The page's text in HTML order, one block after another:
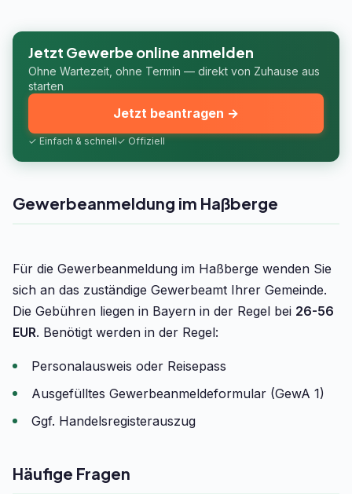
Jetzt Gewerbe online anmelden
Ohne Wartezeit, ohne Termin — direkt von Zuhause aus
starten
✓ Einfach & schnell✓ Offiziell
Jetzt beantragen →
Gewerbeanmeldung im Haßberge
Für die Gewerbeanmeldung im Haßberge wenden Sie
sich an das zuständige Gewerbeamt Ihrer Gemeinde.
Die Gebühren liegen in Bayern in der Regel bei 26-56
EUR. Benötigt werden in der Regel:
Personalausweis oder Reisepass
Ausgefülltes Gewerbeanmeldeformular (GewA 1)
Ggf. Handelsregisterauszug
Häufige Fragen